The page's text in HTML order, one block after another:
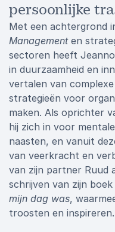
persoonlijke
Met een achtergrond
Managementen
sectoren heeft
in duurzaamheid en
vertalen van
strategieën voor
maken. Als oprichter
hij zich in voor
naasten, en vanuit
van veerkracht en
van zijn partner Ruud
schrijven van zijn boek
mijn dag was,
troosten en inspireren.